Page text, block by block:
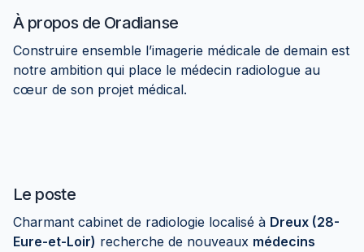
À propos de Oradianse
Construire ensemble l’imagerie médicale de demain est
notre ambition qui place le médecin radiologue au
cœur de son projet médical.
Le poste
Charmant cabinet de radiologie localisé à Dreux (28-
Eure-et-Loir) recherche de nouveaux médecins